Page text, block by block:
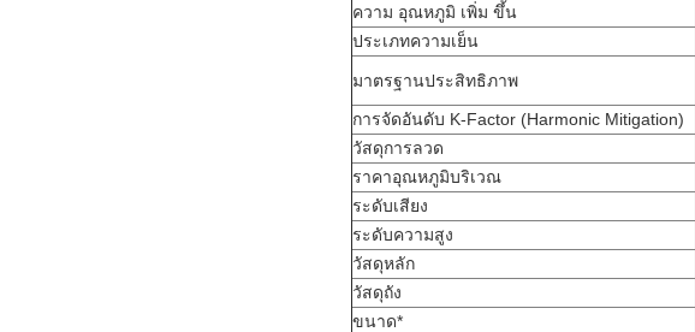
ความ อุณหภูมิ เพิ่ม ขึ้น
ประเภทความเย็น
มาตรฐานประสิทธิภาพ
การจัดอันดับ K-Factor (Harmonic Mitigation)
วัสดุการลวด
ราคาอุณหภูมิบริเวณ
ระดับเสียง
ระดับความสูง
วัสดุหลัก
วัสดุถัง
ขนาด*